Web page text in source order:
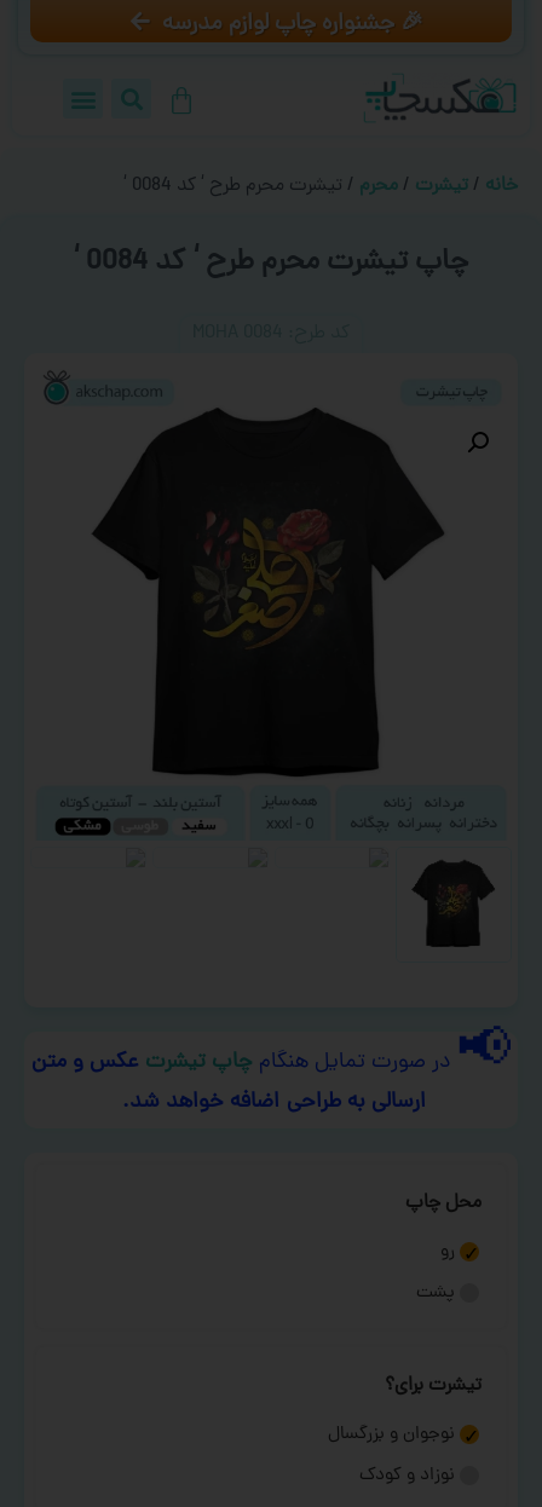
🎉 جشنواره چاپ لوازم مدرسه
خانه / تیشرت / محرم / تیشرت محرم طرح ‘ کد 0084 ‘
چاپ تیشرت محرم طرح ‘ کد 0084 ‘
📢 در صورت تمایل هنگام چاپ تیشرت عکس و متن
ارسالی به طراحی اضافه خواهد شد.
محل چاپ
رو
پشت
تیشرت برای؟
نوجوان و بزرگسال
نوزاد و کودک